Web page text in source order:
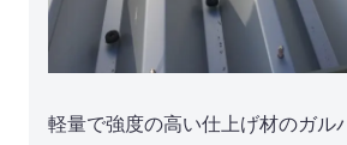
軽量で強度の高い仕上げ材のガル